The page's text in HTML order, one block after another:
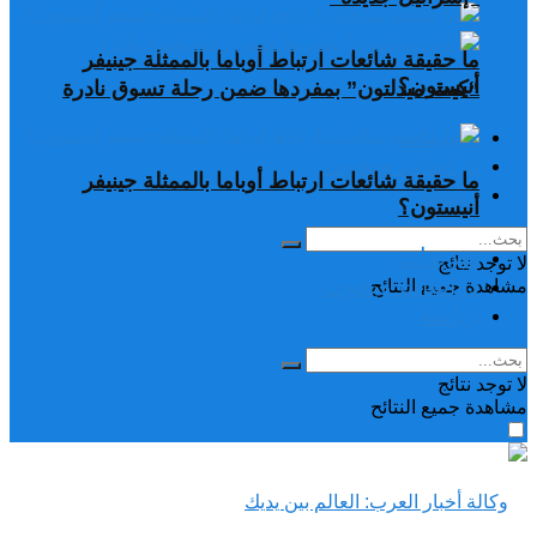
ما حقيقة شائعات ارتباط أوباما بالممثلة جينيفر
أنيستون؟
تغريدات
دراسات وبحوث
رياضة
لا توجد نتائج
مشاهدة جميع النتائح
“كيت ميدلتون” بمفردها ضمن رحلة تسوق نادرة
ما حقيقة شائعات ارتباط أوباما بالممثلة جينيفر
أنيستون؟
تغريدات
دراسات وبحوث
لا توجد نتائج
مشاهدة جميع النتائح